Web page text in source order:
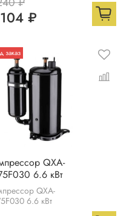
₽
заказ
QXA-
6.6 кВт
QXA-
6.6 кВт